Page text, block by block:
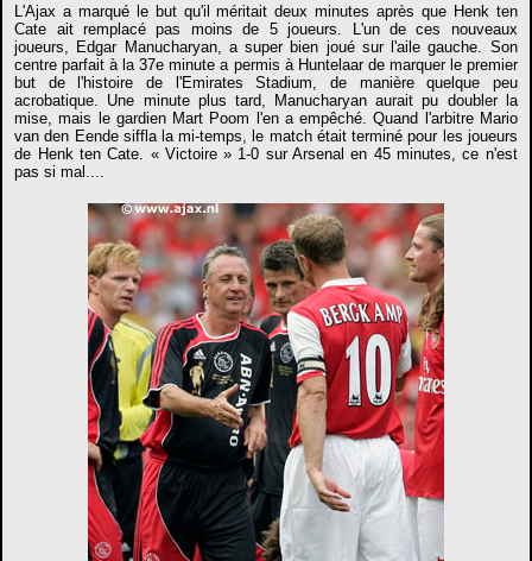
L'Ajax a marqué le but qu'il méritait deux minutes après que Henk ten
Cate ait remplacé pas moins de 5 joueurs. L'un de ces nouveaux
joueurs, Edgar Manucharyan, a super bien joué sur l'aile gauche. Son
centre parfait à la 37e minute a permis à Huntelaar de marquer le premier
but de l'histoire de l'Emirates Stadium, de manière quelque peu
acrobatique. Une minute plus tard, Manucharyan aurait pu doubler la
mise, mais le gardien Mart Poom l'en a empêché. Quand l'arbitre Mario
van den Eende siffla la mi-temps, le match était terminé pour les joueurs
de Henk ten Cate. « Victoire » 1-0 sur Arsenal en 45 minutes, ce n'est
pas si mal....